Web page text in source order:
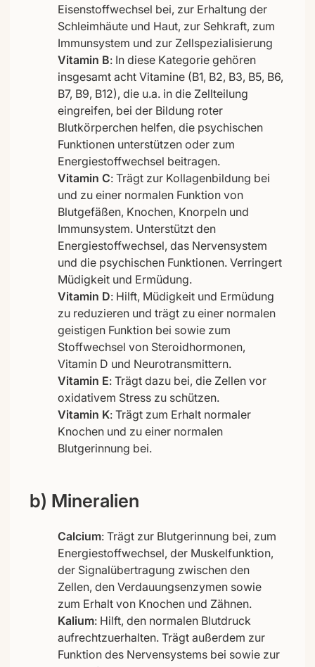
Eisenstoffwechsel bei, zur Erhaltung der
Schleimhäute und Haut, zur Sehkraft, zum
Immunsystem und zur Zellspezialisierung
Vitamin B: In diese Kategorie gehören
insgesamt acht Vitamine (B1, B2, B3, B5, B6,
B7, B9, B12), die u.a. in die Zellteilung
eingreifen, bei der Bildung roter
Blutkörperchen helfen, die psychischen
Funktionen unterstützen oder zum
Energiestoffwechsel beitragen.
Vitamin C: Trägt zur Kollagenbildung bei
und zu einer normalen Funktion von
Blutgefäßen, Knochen, Knorpeln und
Immunsystem. Unterstützt den
Energiestoffwechsel, das Nervensystem
und die psychischen Funktionen. Verringert
Müdigkeit und Ermüdung.
Vitamin D: Hilft, Müdigkeit und Ermüdung
zu reduzieren und trägt zu einer normalen
geistigen Funktion bei sowie zum
Stoffwechsel von Steroidhormonen,
Vitamin D und Neurotransmittern.
Vitamin E: Trägt dazu bei, die Zellen vor
oxidativem Stress zu schützen.
Vitamin K: Trägt zum Erhalt normaler
Knochen und zu einer normalen
Blutgerinnung bei.
b) Mineralien
Calcium: Trägt zur Blutgerinnung bei, zum
Energiestoffwechsel, der Muskelfunktion,
der Signalübertragung zwischen den
Zellen, den Verdauungsenzymen sowie
zum Erhalt von Knochen und Zähnen.
Kalium: Hilft, den normalen Blutdruck
aufrechtzuerhalten. Trägt außerdem zur
Funktion des Nervensystems bei sowie zur